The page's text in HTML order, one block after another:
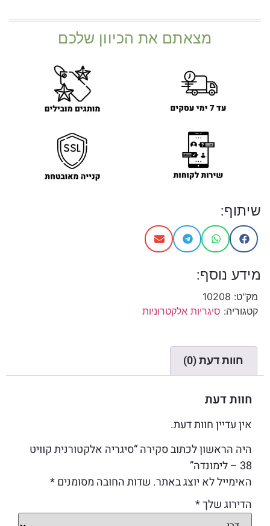
מצאתם את הכיוון שלכם
שיתוף:
מידע נוסף:
מק"ט: 10208
קטגוריה: סיגריות אלקטרוניות
חוות דעת (0)
חוות דעת
אין עדיין חוות דעת.
היה הראשון לכתוב סקירה “סיגריה אלקטורנית קוויט
38 – לימונדה”
האימייל לא יוצג באתר. שדות החובה מסומנים*
הדירוג שלך*